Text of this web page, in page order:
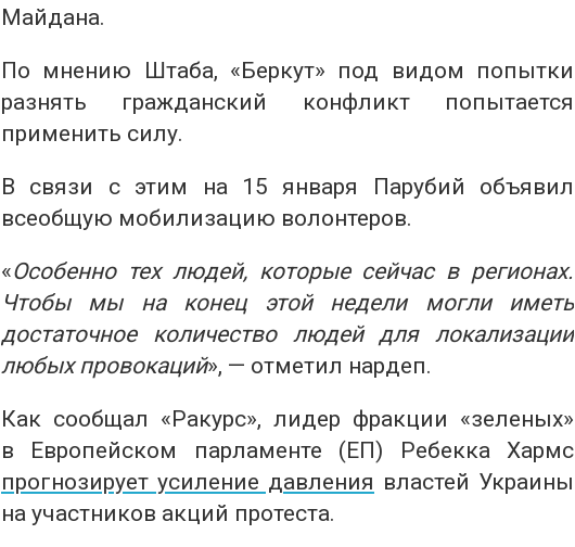
Майдана.
По мнению Штаба, «Беркут» под видом попытки
разнять гражданский конфликт попытается
применить силу.
В связи с этим на 15 января Парубий объявил
всеобщую мобилизацию волонтеров.
«Особенно тех людей, которые сейчас в регионах.
Чтобы мы на конец этой недели могли иметь
достаточное количество людей для локализации
любых провокаций», — отметил нардеп.
Как сообщал «Ракурс», лидер фракции «зеленых»
в Европейском парламенте (ЕП) Ребекка Хармс
прогнозирует усиление давления властей Украины
на участников акций протеста.